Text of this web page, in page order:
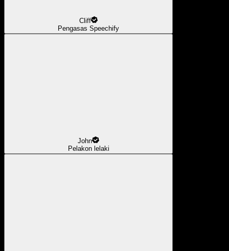
Cliff
Pengasas Speechify
John
Pelakon lelaki